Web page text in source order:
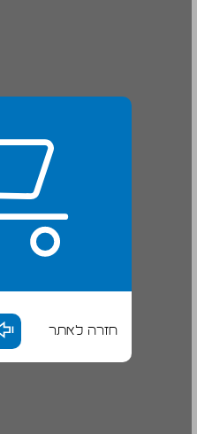
חזרה לאתר